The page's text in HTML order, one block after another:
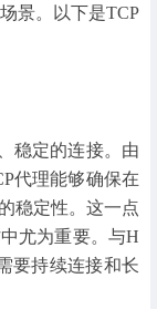
景。以下是TCP
稳定的连接。由
代理能够确保在
稳定性。这一点
尤为重要。与H
要持续连接和长